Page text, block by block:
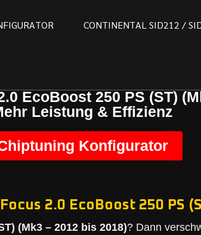
FIGURATOR CONTINENTAL SID21 2 / SI
EcoBoost 250 PS (ST)
Leistung & Effizienz
Konfigurator
2.0 EcoBoost 250 PS
(Mk3 – 2012 bis 2018)? Dann